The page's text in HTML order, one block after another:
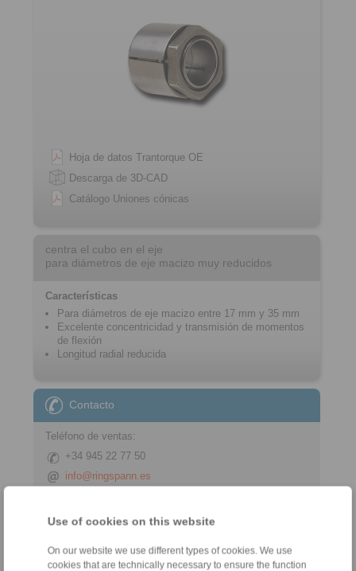
Use of cookies on this website
On our website we use different types of cookies. We use
cookies that are technically necessary to ensure the function
Hoja de datos Trantorque OE
Descarga de 3D-CAD
Catálogo Uniones cónicas
centra el cubo en el eje
para diámetros de eje macizo muy reducidos
Características
Para diámetros de eje macizo entre 17 mm y 35 mm
Excelente concentricidad y transmisión de momentos
de flexión
Longitud radial reducida
Contacto
Teléfono de ventas:
+34 945 22 77 50
info@ringspann.es
+34 945 22 77 50
info@ringspann.es